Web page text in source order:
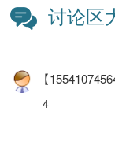
讨论区
【
4